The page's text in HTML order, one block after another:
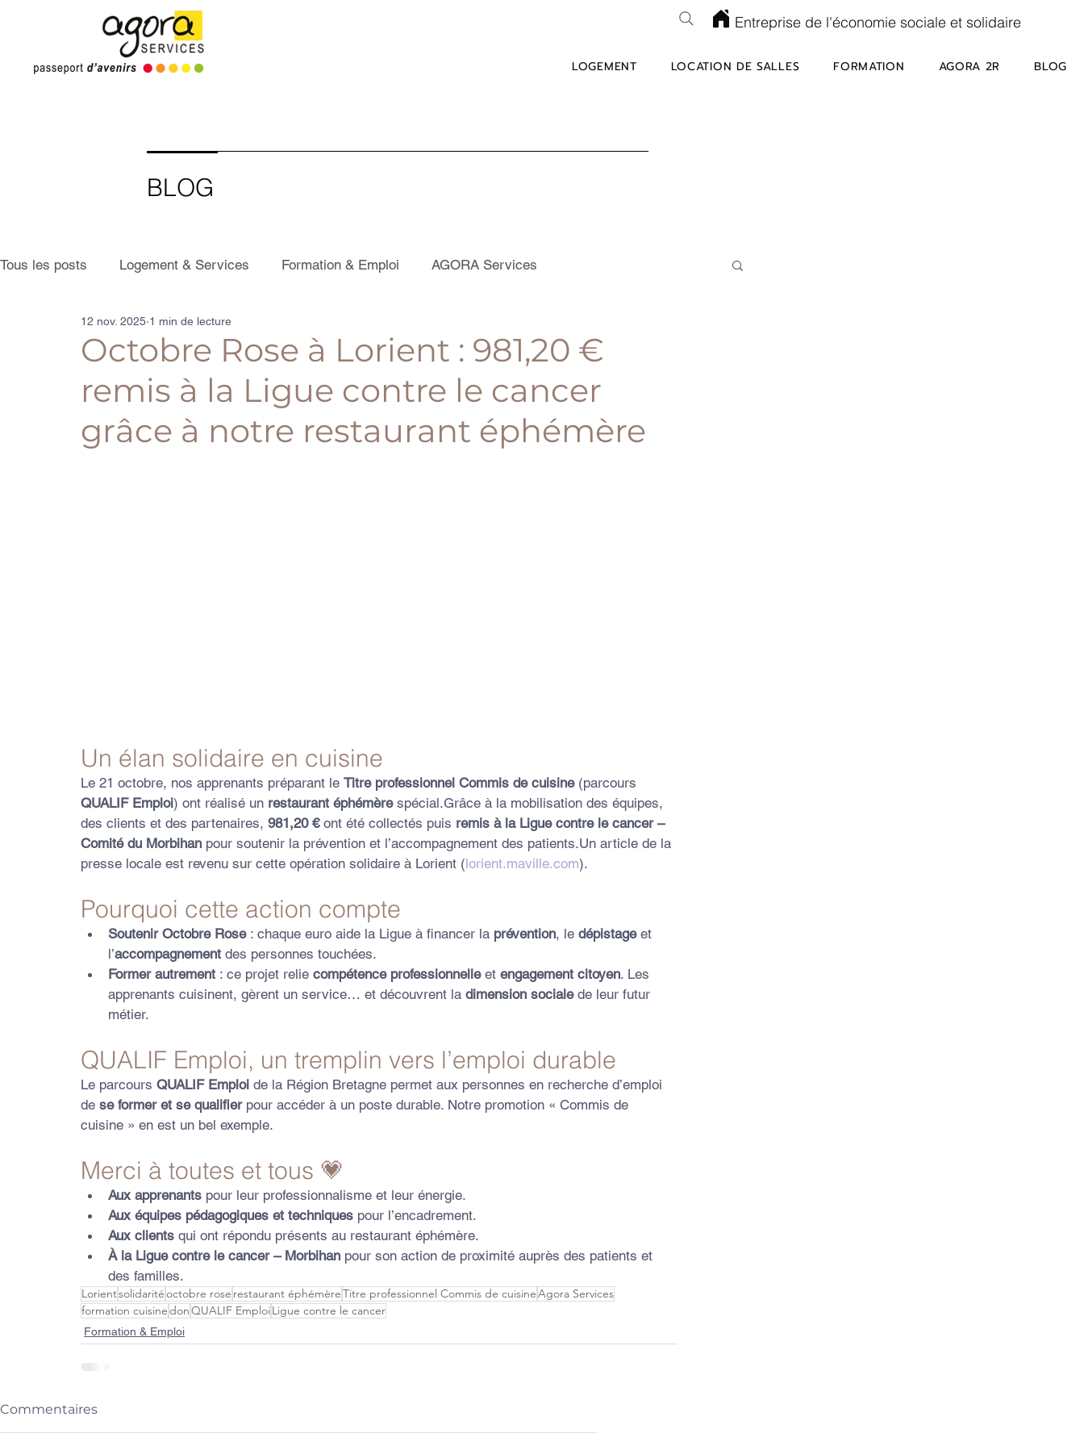
Entreprise de l'économie sociale et solidaire
LOGEMENT LOCATION DE SALLES FORMATION AGORA 2R BLOG
BLOG
Tous les posts Logement & Services Formation & Emploi AGORA Services
Octobre Rose à Lorient : 981,20 €
remis à la Ligue contre le cancer
grâce à notre restaurant éphémère
12 nov. 2025 1 min de lecture
Un élan solidaire en cuisine
Le 21 octobre, nos apprenants préparant le Titre professionnel Commis de cuisine (parcours
QUALIF Emploi) ont réalisé un restaurant éphémère spécial.Grâce à la mobilisation des équipes,
des clients et des partenaires, 981,20 € ont été collectés puis remis à la Ligue contre le cancer –
Comité du Morbihan pour soutenir la prévention et l’accompagnement des patients.Un article de la
presse locale est revenu sur cette opération solidaire à Lorient (lorient.maville.com).
Pourquoi cette action compte
Soutenir Octobre Rose : chaque euro aide la Ligue à financer la prévention, le dépistage et
l’accompagnement des personnes touchées.
Former autrement : ce projet relie compétence professionnelle et engagement citoyen. Les
apprenants cuisinent, gèrent un service… et découvrent la dimension sociale de leur futur
métier.
QUALIF Emploi, un tremplin vers l’emploi durable
Le parcours QUALIF Emploi de la Région Bretagne permet aux personnes en recherche d’emploi
de se former et se qualifier pour accéder à un poste durable. Notre promotion « Commis de
cuisine » en est un bel exemple.
Merci à toutes et tous 💗
Aux apprenants pour leur professionnalisme et leur énergie.
Aux équipes pédagogiques et techniques pour l’encadrement.
Aux clients qui ont répondu présents au restaurant éphémère.
À la Ligue contre le cancer – Morbihan pour son action de proximité auprès des patients et
des familles.
Lorientsolidaritéoctobre rose restaurant éphémèreTitre professionnel Commis de cuisineAgora Services
formation cuisinedonQUALIF EmploiLigue contre le cancer
Formation & Emploi
Commentaires